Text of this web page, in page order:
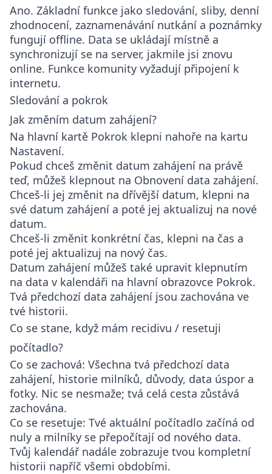
Ano. Základní funkce jako sledování, sliby, denní
zhodnocení, zaznamenávání nutkání a poznámky
fungují offline. Data se ukládají místně a
synchronizují se na server, jakmile jsi znovu
online. Funkce komunity vyžadují připojení k
internetu.
Sledování a pokrok
Jak změním datum zahájení?
Na hlavní kartě Pokrok klepni nahoře na kartu
Nastavení.
Pokud chceš změnit datum zahájení na právě
teď, můžeš klepnout na Obnovení data zahájení.
Chceš-li jej změnit na dřívější datum, klepni na
své datum zahájení a poté jej aktualizuj na nové
datum.
Chceš-li změnit konkrétní čas, klepni na čas a
poté jej aktualizuj na nový čas.
Datum zahájení můžeš také upravit klepnutím
na data v kalendáři na hlavní obrazovce Pokrok.
Tvá předchozí data zahájení jsou zachována ve
tvé historii.
Co se stane, když mám recidivu / resetuji
počítadlo?
Co se zachová: Všechna tvá předchozí data
zahájení, historie milníků, důvody, data úspor a
fotky. Nic se nesmaže; tvá celá cesta zůstává
zachována.
Co se resetuje: Tvé aktuální počítadlo začíná od
nuly a milníky se přepočítají od nového data.
Tvůj kalendář nadále zobrazuje tvou kompletní
historii napříč všemi obdobími.